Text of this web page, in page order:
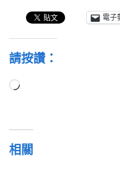
電子
請按讚：
正
相關